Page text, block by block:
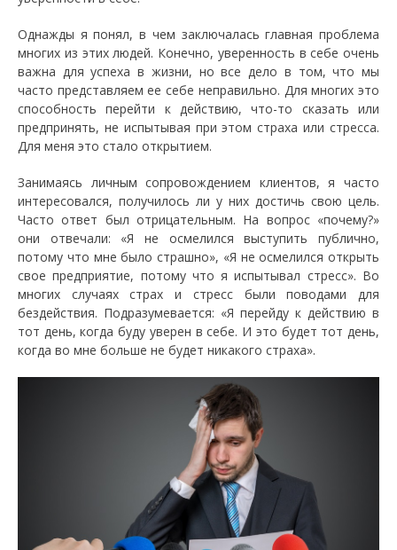
Однажды я понял, в чем заключалась главная проблема
многих из этих людей. Конечно, уверенность в себе очень
важна для успеха в жизни, но все дело в том, что мы
часто представляем ее себе неправильно. Для многих это
способность перейти к действию, что-то сказать или
предпринять, не испытывая при этом страха или стресса.
Для меня это стало открытием.
Занимаясь личным сопровождением клиентов, я часто
интересовался, получилось ли у них достичь свою цель.
Часто ответ был отрицательным. На вопрос «почему?»
они отвечали: «Я не осмелился выступить публично,
потому что мне было страшно», «Я не осмелился открыть
свое предприятие, потому что я испытывал стресс». Во
многих случаях страх и стресс были поводами для
бездействия. Подразумевается: «Я перейду к действию в
тот день, когда буду уверен в себе. И это будет тот день,
когда во мне больше не будет никакого страха».